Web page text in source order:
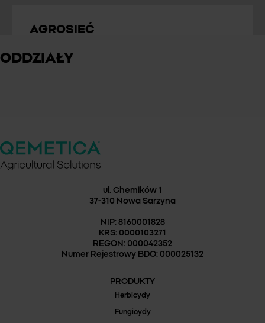
WINDSAR® 250 EC
Sprawdź dostępność
AGROSIEĆ
Przemysłowa 6
Dostępne od ręki
AGROSIMEX
05-620 Błędów
Goliany 43
+48 48 668 04 71
info@agrosimex.com.pl
ODDZIAŁY
ul. Chemików 1
37-310 Nowa Sarzyna
NIP: 8160001828
KRS: 0000103271
REGON: 000042352
Numer Rejestrowy BDO: 000025132
PRODUKTY
Herbicydy
Fungicydy